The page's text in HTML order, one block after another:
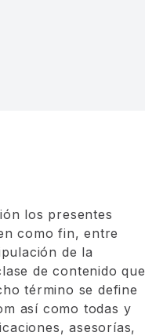
los presentes
como fin, entre
de la
de contenido que
término se define
así como todas y
asesorías,